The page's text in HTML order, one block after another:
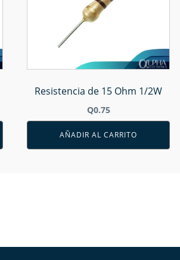
Resistencia de 15 Ohm 1/2W
Q0.75
AÑADIR AL CARRITO